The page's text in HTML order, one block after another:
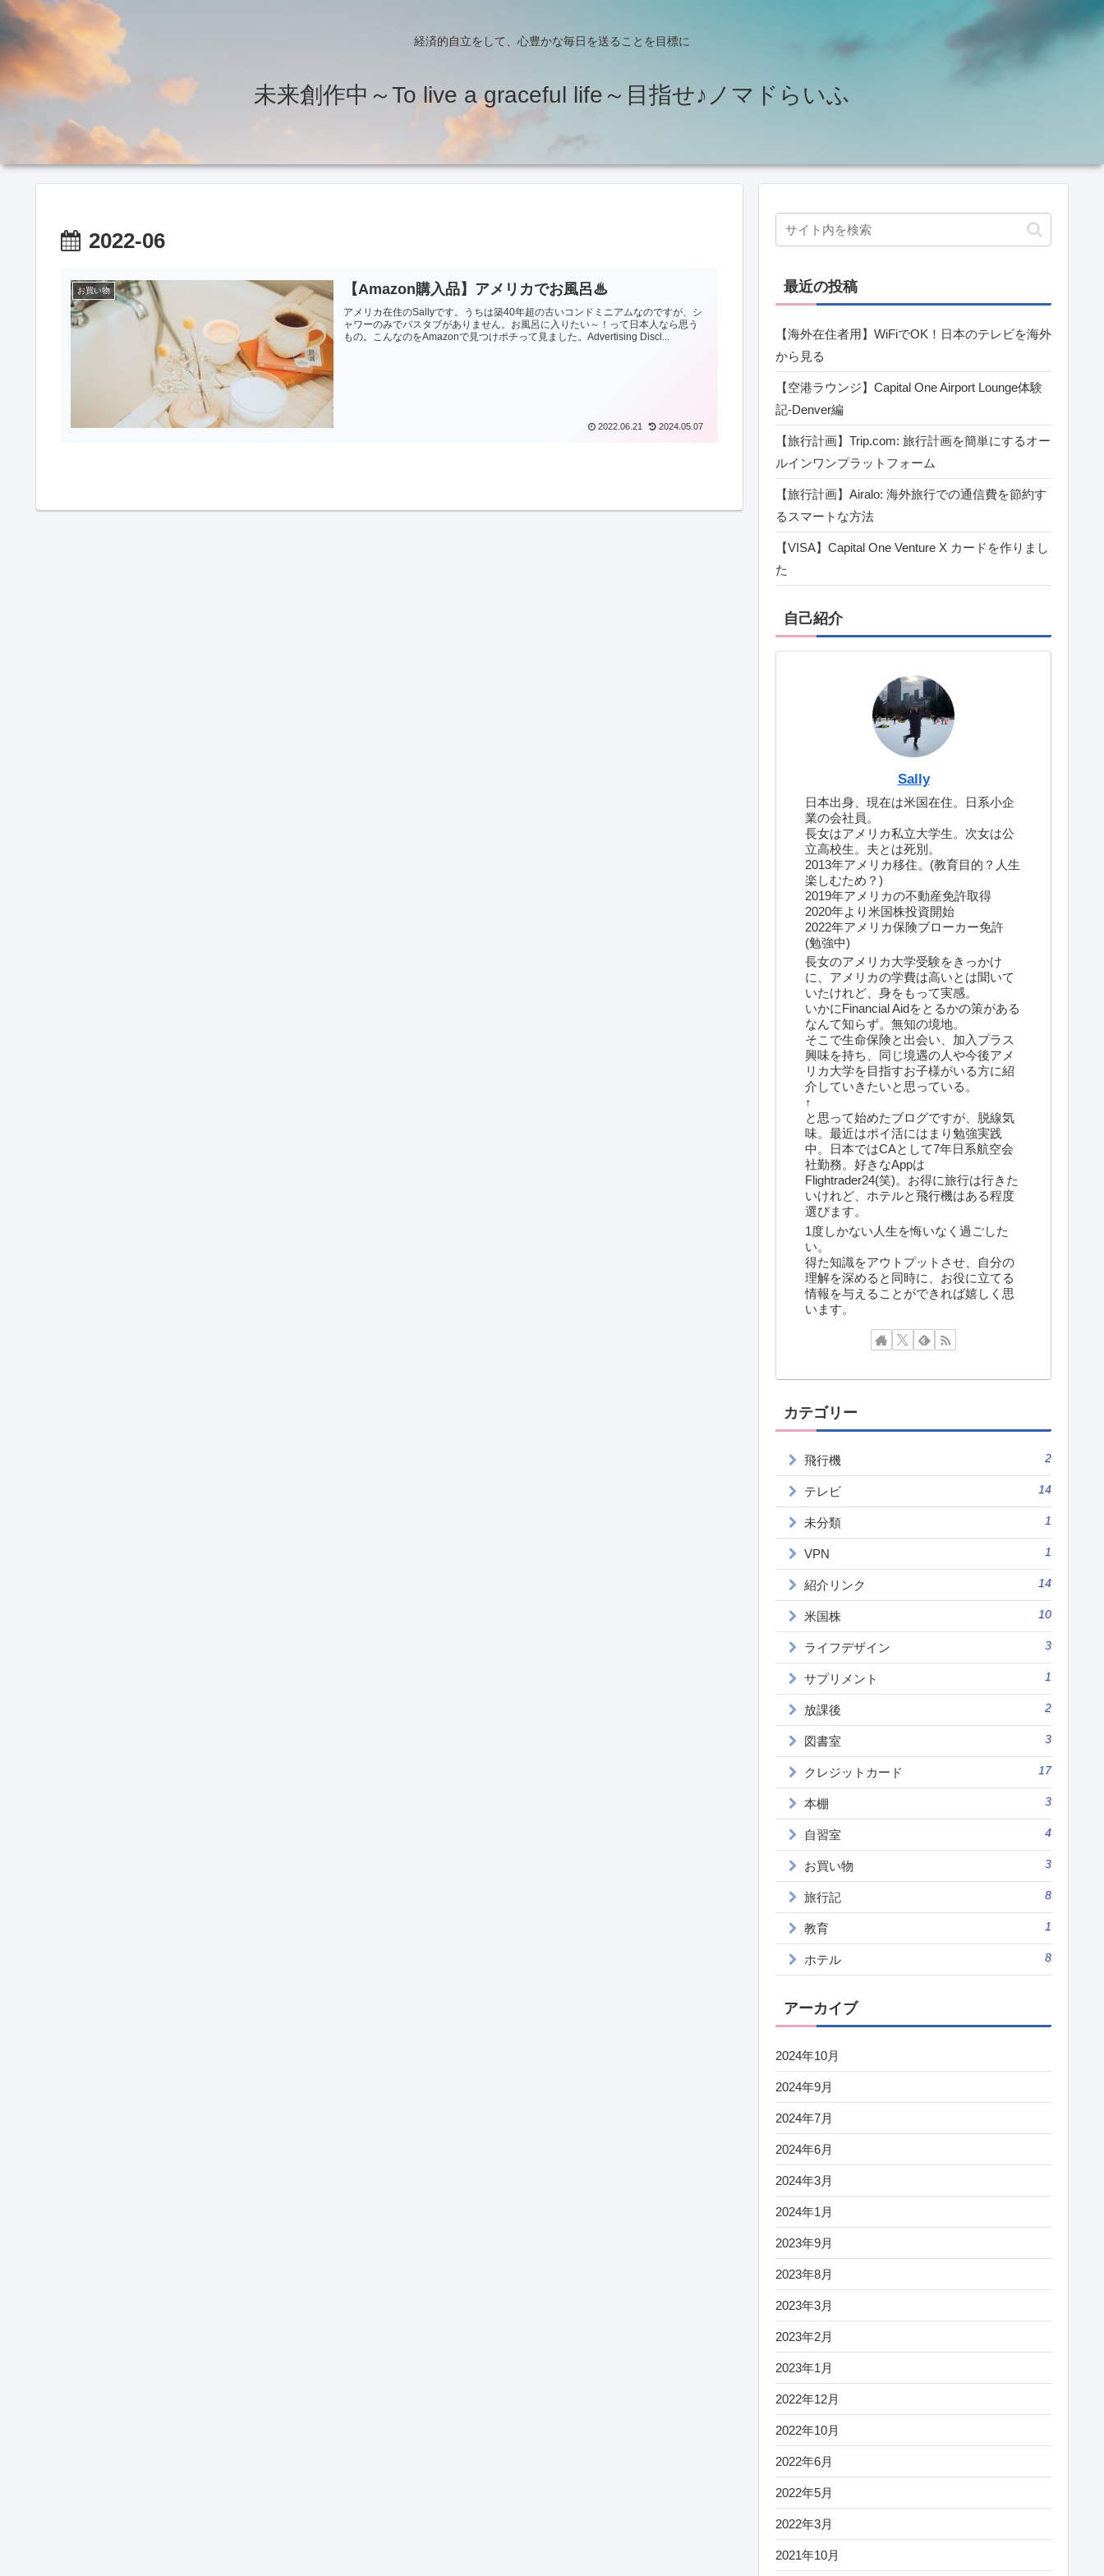
経済的自立をして、心豊かな毎日を送ることを目標に
未来創作中～To live a graceful life～目指せ♪ノマドらいふ
2022-06
お買い物 【Amazon購入品】アメリカでお風呂♨
アメリカ在住のSallyです。うちは築40年超の古いコンドミニアムなのですが、シ
ャワーのみでバスタブがありません。お風呂に入りたい～！って日本人なら思う
もの。こんなのをAmazonで見つけポチって見ました。Advertising Discl...
2022.06.21 2024.05.07
最近の投稿
【海外在住者用】WiFiでOK！日本のテレビを海外
から見る
【空港ラウンジ】Capital One Airport Lounge体験
記‐Denver編
【旅行計画】Trip.com: 旅行計画を簡単にするオー
ルインワンプラットフォーム
【旅行計画】Airalo: 海外旅行での通信費を節約す
るスマートな方法
【VISA】Capital One Venture X カードを作りまし
た
自己紹介
Sally
日本出身、現在は米国在住。日系小企
業の会社員。
長女はアメリカ私立大学生。次女は公
立高校生。夫とは死別。
2013年アメリカ移住。(教育目的？人生
楽しむため？)
2019年アメリカの不動産免許取得
2020年より米国株投資開始
2022年アメリカ保険ブローカー免許
(勉強中)
長女のアメリカ大学受験をきっかけ
に、アメリカの学費は高いとは聞いて
いたけれど、身をもって実感。
いかにFinancial Aidをとるかの策がある
なんて知らず。無知の境地。
そこで生命保険と出会い、加入プラス
興味を持ち、同じ境遇の人や今後アメ
リカ大学を目指すお子様がいる方に紹
介していきたいと思っている。
↑
と思って始めたブログですが、脱線気
味。最近はポイ活にはまり勉強実践
中。日本ではCAとして7年日系航空会
社勤務。好きなAppは
Flightrader24(笑)。お得に旅行は行きた
いけれど、ホテルと飛行機はある程度
選びます。
1度しかない人生を悔いなく過ごした
い。
得た知識をアウトプットさせ、自分の
理解を深めると同時に、お役に立てる
情報を与えることができれば嬉しく思
います。
カテゴリー
飛行機 2
テレビ 14
未分類 1
VPN 1
紹介リンク 14
米国株 10
ライフデザイン 3
サプリメント 1
放課後 2
図書室 3
クレジットカード 17
本棚 3
自習室 4
お買い物 3
旅行記 8
教育 1
ホテル 8
アーカイブ
2024年10月
2024年9月
2024年7月
2024年6月
2024年3月
2024年1月
2023年9月
2023年8月
2023年3月
2023年2月
2023年1月
2022年12月
2022年10月
2022年6月
2022年5月
2022年3月
2021年10月